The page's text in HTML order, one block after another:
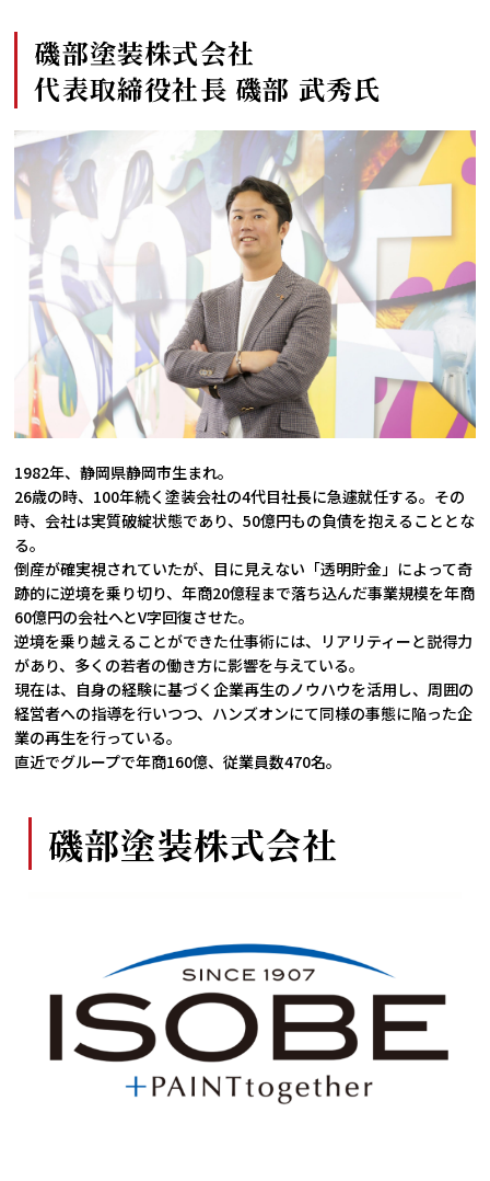
磯部塗装株式会社
代表取締役社長 磯部 武秀氏
1982年、静岡県静岡市生まれ。
26歳の時、100年続く塗装会社の4代目社長に急遽就任する。その
時、会社は実質破綻状態であり、50億円もの負債を抱えることとな
る。
倒産が確実視されていたが、目に見えない「透明貯金」によって奇
跡的に逆境を乗り切り、年商20億程まで落ち込んだ事業規模を年商
60億円の会社へとV字回復させた。
逆境を乗り越えることができた仕事術には、リアリティーと説得力
があり、多くの若者の働き方に影響を与えている。
現在は、自身の経験に基づく企業再生のノウハウを活用し、周囲の
経営者への指導を行いつつ、ハンズオンにて同様の事態に陥った企
業の再生を行っている。
直近でグループで年商160億、従業員数470名。
磯部塗装株式会社